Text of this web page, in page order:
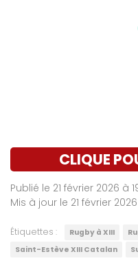
CLIQUE
Publié le 21 février 2026 à
Mis à jour le 21 février
Étiquettes : Rugby à XIII
Saint-Estève XIII Catalan